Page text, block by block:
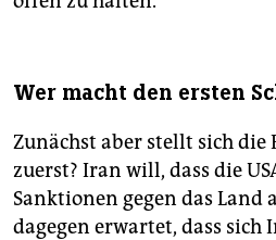
Wer macht den ersten
Zunächst aber stellt sich die
zuerst? Iran will, dass die
Sanktionen gegen das Land
dagegen erwartet, dass sich